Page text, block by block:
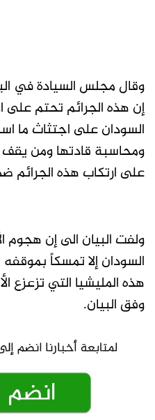
وقال مجلس السيادة في
إن هذه الجرائم تحتم على
السودان على اجتثاث ما
ومحاسبة قادتها ومن
على ارتكاب هذه الجرائم ضد
ولفت البيان الى إن
السودان إلا تمسكاً
هذه المليشيا التي تزعزع
وفق البيان.